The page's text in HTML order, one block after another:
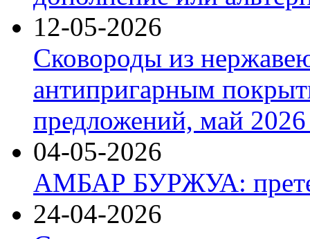
12-05-2026
Сковороды из
антипригарным
предложений, май 2026
04-05-2026
АМБАР БУРЖУА:
24-04-2026